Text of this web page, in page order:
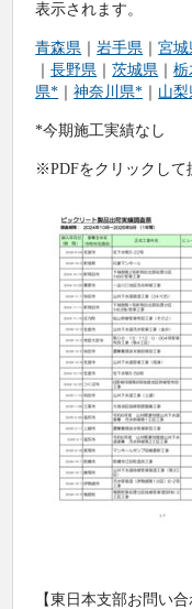
表示されます。
青森県 ｜岩手県 ｜宮城
｜長野県 ｜茨城県 ｜栃
県* ｜神奈川県* 山梨
*今期施工実績なし
※PDFをクリックして
【東日本支部お問い合